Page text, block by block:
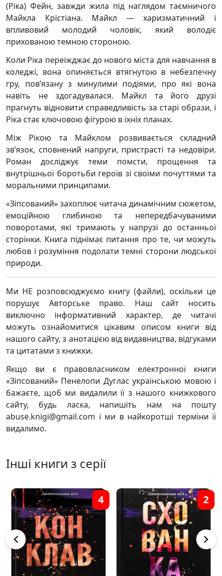
(Ріка) Фейн, завжди жила під наглядом таємничого
Майкла Крістіана. Майкл — харизматичний і
впливовий молодий чоловік, який володіє
прихованою темною стороною.
Коли Ріка переїжджає до нового міста для навчання в
коледжі, вона опиняється втягнутою в небезпечну
гру, пов’язану з минулими подіями, про які вона
навіть не здогадувалася. Майкл та його друзі
прагнуть відновити справедливість за старі образи, і
Ріка стає ключовою фігурою в їхніх планах.
Між Рікою та Майклом розвивається складний
зв’язок, сповнений напруги, пристрасті та недовіри.
Роман досліджує теми помсти, прощення та
внутрішньої боротьби героїв зі своїми почуттями та
моральними принципами.
«Зіпсований» захоплює читача динамічним сюжетом,
емоційною глибиною та непередбачуваними
поворотами, які тримають у напрузі до останньої
сторінки. Книга піднімає питання про те, чи можуть
любов і розуміння подолати темні сторони людської
природи.
Ми НЕ розповсюджуємо книгу (файли), оскільки це
порушує Авторське право. Наш сайт носить
виключно інформативний характер, де читачі
можуть ознайомитися цікавим описом книги від
нашого сайту, з анотацією від видавництва, відгуками
та цитатами з книжки.
Якщо ви є правовласником електронної книги
«Зіпсований» Пенелопи Дуглас українською мовою і
бажаєте, щоб ми видалили її з нашого книжкового
сайту, будь ласка, напишіть нам на пошту
abuse.knigi@gmail.com і ми в найкоротші терміни її
видалимо.
Інші книги з серії
4 2